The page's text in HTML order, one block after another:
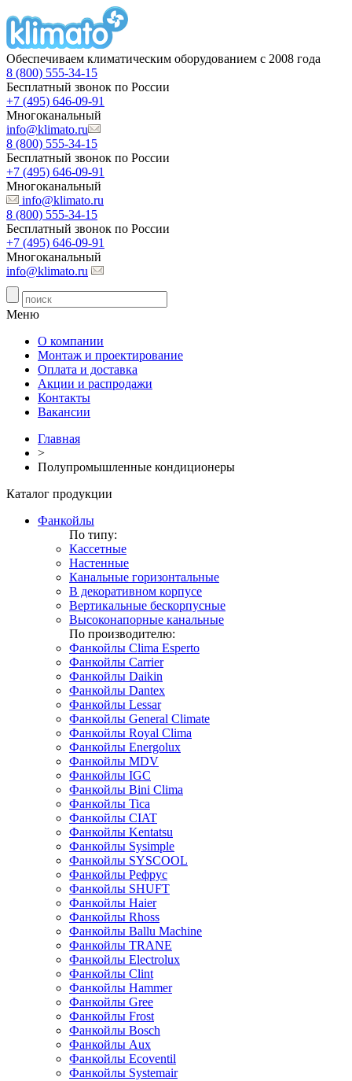
Обеспечиваем климатическим оборудованием с 2008 года
8 (800) 555-34-15
Бесплатный звонок по России
+7 (495) 646-09-91
Многоканальный
info@klimato.ru
8 (800) 555-34-15
Бесплатный звонок по России
+7 (495) 646-09-91
Многоканальный
info@klimato.ru
8 (800) 555-34-15
Бесплатный звонок по России
+7 (495) 646-09-91
Многоканальный
info@klimato.ru
Меню
О компании
Монтаж и проектирование
Оплата и доставка
Акции и распродажи
Контакты
Вакансии
Главная
>
Полупромышленные кондиционеры
Каталог продукции
Фанкойлы
По типу:
Кассетные
Настенные
Канальные горизонтальные
В декоративном корпусе
Вертикальные бескорпусные
Высоконапорные канальные
По производителю:
Фанкойлы Clima Esperto
Фанкойлы Carrier
Фанкойлы Daikin
Фанкойлы Dantex
Фанкойлы Lessar
Фанкойлы General Climate
Фанкойлы Royal Clima
Фанкойлы Energolux
Фанкойлы MDV
Фанкойлы IGC
Фанкойлы Bini Clima
Фанкойлы Tica
Фанкойлы CIAT
Фанкойлы Kentatsu
Фанкойлы Sysimple
Фанкойлы SYSCOOL
Фанкойлы Рефрус
Фанкойлы SHUFT
Фанкойлы Haier
Фанкойлы Rhoss
Фанкойлы Ballu Machine
Фанкойлы TRANE
Фанкойлы Electrolux
Фанкойлы Clint
Фанкойлы Hammer
Фанкойлы Gree
Фанкойлы Frost
Фанкойлы Bosch
Фанкойлы Aux
Фанкойлы Ecoventil
Фанкойлы Systemair